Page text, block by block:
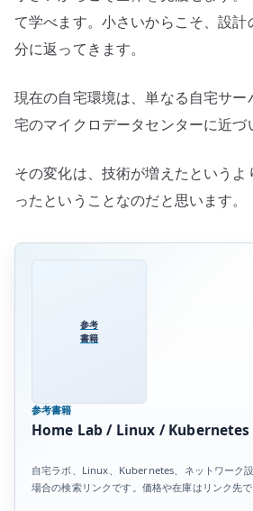
て学べます。小さいからこそ、設計
分に返ってきます。
現在の自宅環境は、単なる自宅サー
宅のマイクロデータセンターに近づ
その変化は、技術が増えたという
ったということなのだと思います。
参考
書籍
参考書籍
Home Lab / Linux /
自宅ラボ、Linux、Kubernetes、ネットワーク
場合の検索リンクです。価格や在庫はリンク先で